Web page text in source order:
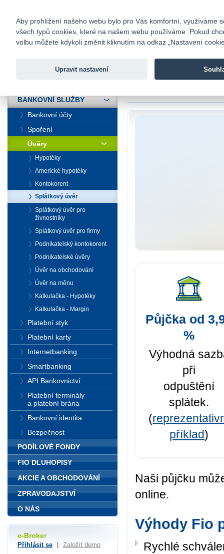
Fio banka
Fio banka
Vyberte si půjčku
a až 6 splátek
Spočítat
Půjčka od
%
Výhodná
při
odpuštění
splátek.
(
příklad)
Naši půjčku
online.
Výhody Fio
Rychlé
BANKOVNÍ SLUŽBY
Bankovní účty
Spoření
Úvěry
Hypotéky
Americké hypotéky
Kontokorent
Splátkový úvěr
Splátkový úvěr pro
živnostníky
Splátkový úvěr pro firmy
Podnikatelský kontokorent
Podnikatelské úvěry
Úvěr na obchodování
Úvěr na měnu
Kalkulačka - Hypotéky
Kalkulačka - Margin
Platební styk
Platební karty
Internetbanking
Smartbanking
API Bankovnictví
Platební terminály
a platební brána
Bankovní identita
Bezpečnost
PODÍLOVÉ FONDY
FIO DLUHOPISY
AKCIE A OBCHODOVÁNÍ
ZPRAVODAJSTVÍ
O NÁS
e-Broker
Přihlásit se Založit demo
Aby prohlížení našeho webu bylo pro Vás komfortní, využíváme
všech typů cookies, které na našem webu používáme. Pokud
volbu můžete kdykoli změnit kliknutím na odkaz „Nastavení
Upravit nastavení